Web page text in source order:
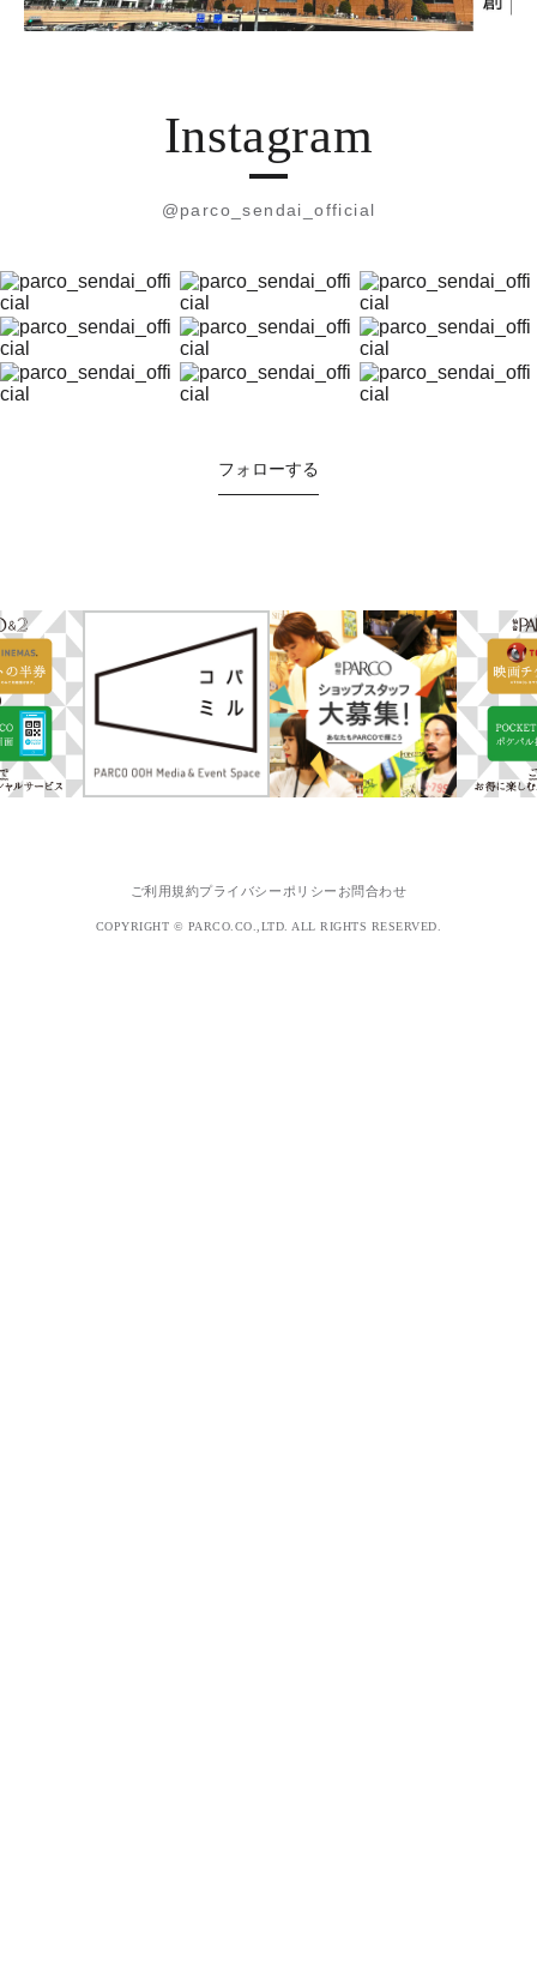
Instagram
@parco_sendai_official
フォローする
ご利用規約プライバシーポリシー お問合わせ
COPYRIGHT © PARCO.CO.,LTD. ALL RIGHTS RESERVED.